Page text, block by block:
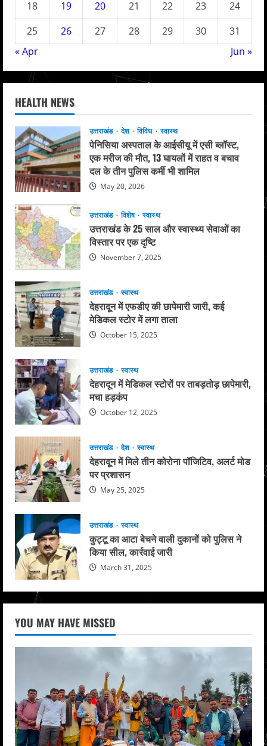
18 19 20 21 22 23
24
25
26 27 28 29 30
31
« Apr
Jun »
HEALTH NEWS
उत्तराखंड देश विविध स्वास्थ
पेनिसिया अस्पताल के आईसीयू में एसी ब्लॉस्ट,
एक मरीज की मौत, 13 घायलों में राहत व बचाव
दल के तीन पुलिस कर्मी भी शामिल
May 20, 2026
उत्तराखंड विशेष स्वास्थ
उत्तराखंड के 25 साल और स्वास्थ्य सेवाओं का
विस्तार पर एक दृष्टि
November 7, 2025
उत्तराखंड स्वास्थ
देहरादून में एफडीए की छापेमारी जारी, कई
मेडिकल स्टोर में लगा ताला
October 15, 2025
उत्तराखंड स्वास्थ
देहरादून में मेडिकल स्टोरों पर ताबड़तोड़ छापेमारी,
मचा हड़कंप
October 12, 2025
उत्तराखंड देश स्वास्थ
देहरादून में मिले तीन कोरोना पॉजिटिव, अलर्ट मोड
पर प्रशासन
May 25, 2025
उत्तराखंड स्वास्थ
कुट्टू का आटा बेचने वाली दुकानों को पुलिस ने
किया सील, कार्रवाई जारी
March 31, 2025
YOU MAY HAVE MISSED